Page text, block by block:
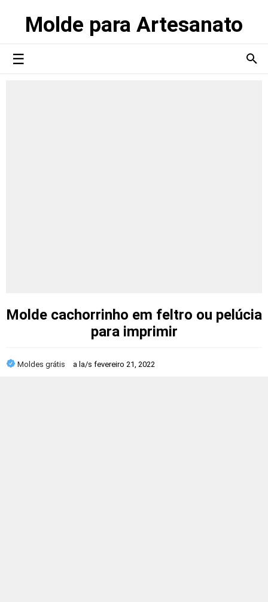
Molde para Artesanato
Molde cachorrinho em feltro ou pelúcia
para imprimir
Moldes grátis a la/s fevereiro 21, 2022